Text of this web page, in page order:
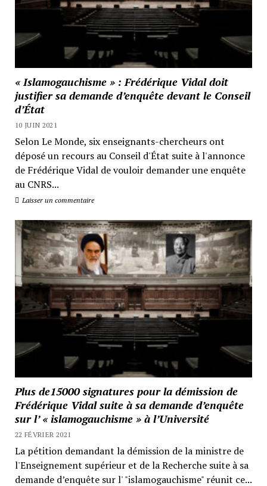
« Islamogauchisme » : Frédérique Vidal doit
justifier sa demande d’enquête devant le Conseil
d’État
10 JUIN 2021
Selon Le Monde, six enseignants-chercheurs ont
déposé un recours au Conseil d'État suite à l'annonce
de Frédérique Vidal de vouloir demander une enquête
au CNRS...
Laisser un commentaire
Plus de15000 signatures pour la démission de
Frédérique Vidal suite à sa demande d’enquête
sur l’ « islamogauchisme » à l’Université
22 FÉVRIER 2021
La pétition demandant la démission de la ministre de
l'Enseignement supérieur et de la Recherche suite à sa
demande d’enquête sur l' "islamogauchisme" réunit ce...